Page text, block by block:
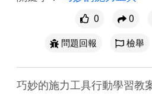
0 0
問題回報
檢舉
巧妙的施力工具行動學習教